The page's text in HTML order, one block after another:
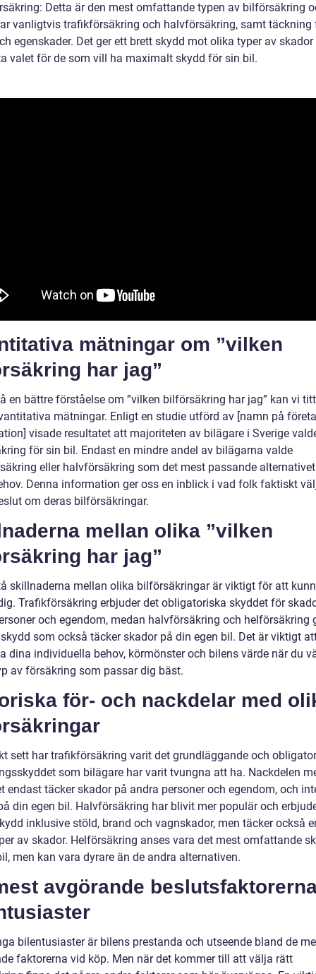
Detta är den mest omfattande typen av bilförsäkring
vanligtvis trafikförsäkring och halvförsäkring, samt täckning
egenskader. Det ger ett brett skydd mot olika typer av
valet för de som vill ha maximalt skydd för sin bil.
mätningar om ”vilken
har jag”
en bättre förståelse om ”vilken bilförsäkring har jag” kan vi
mätningar. Enligt en studie utförd av [namn på
visade resultatet att majoriteten av bilägare i Sverige
för sin bil. Endast en mindre andel av bilägarna valde
eller halvförsäkring som det mest passande
Denna information ger oss en inblick i vad folk faktiskt
om deras bilförsäkringar.
mellan olika ”vilken
har jag”
skillnaderna mellan olika bilförsäkringar är viktigt för att
Trafikförsäkring erbjuder det obligatoriska skyddet för
och egendom, medan halvförsäkring och helförsäkring
som också täcker skador på din egen bil. Det är viktigt
dina individuella behov, körmönster och bilens värde när du
av försäkring som passar dig bäst.
för- och nackdelar med
sett har trafikförsäkring varit det grundläggande och
som bilägare har varit tvungna att ha. Nackdelen
endast täcker skador på andra personer och egendom, och
din egen bil. Halvförsäkring har blivit mer populär och
inklusive stöld, brand och vagnskador, men täcker också
av skador. Helförsäkring anses vara det mest omfattande
men kan vara dyrare än de andra alternativen.
avgörande
bilentusiaster är bilens prestanda och utseende bland de
faktorerna vid köp. Men när det kommer till att välja rätt